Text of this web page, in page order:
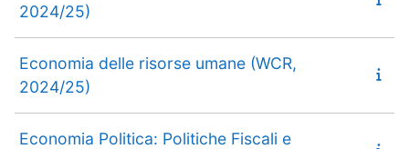
2024/25)
Economia delle risorse umane (WCR,
2024/25)
Economia Politica: Politiche Fiscali e